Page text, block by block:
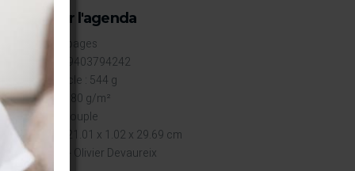
Détails sur l'agenda
Broché : 176 pages
ISBN-13 : 9789403794242
Poids de l'article : 544 g
Papier blanc : 80 g/m²
Couverture : souple
Dimensions : 21.01 x 1.02 x 29.69 cm
©gringolivier - Olivier Devaureix